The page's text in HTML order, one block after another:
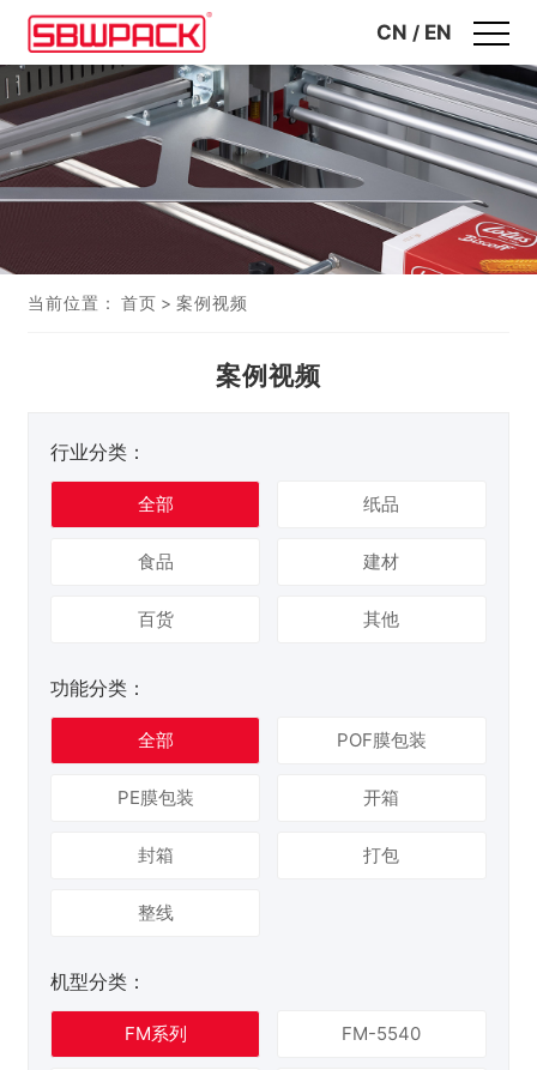
CN / EN
当前位置： 首页 > 案例视频
案例视频
行业分类：
全部 纸品
食品 建材
百货 其他
功能分类：
全部 POF膜包装
PE膜包装 开箱
封箱 打包
整线
机型分类：
FM系列 FM-5540